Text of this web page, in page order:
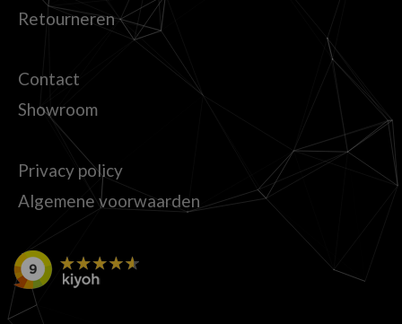
Retourneren
Contact
Showroom
Privacy policy
Algemene voorwaarden